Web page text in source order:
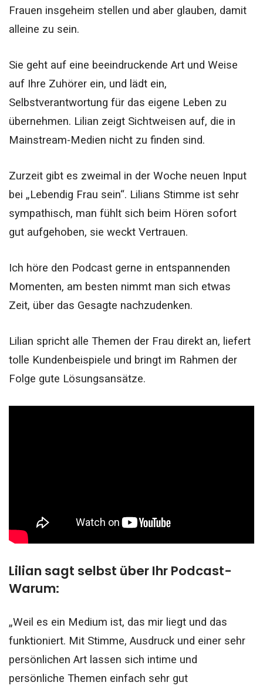
Frauen insgeheim stellen und aber glauben, damit
alleine zu sein.
Sie geht auf eine beeindruckende Art und Weise
auf Ihre Zuhörer ein, und lädt ein,
Selbstverantwortung für das eigene Leben zu
übernehmen. Lilian zeigt Sichtweisen auf, die in
Mainstream-Medien nicht zu finden sind.
Zurzeit gibt es zweimal in der Woche neuen Input
bei „Lebendig Frau sein“. Lilians Stimme ist sehr
sympathisch, man fühlt sich beim Hören sofort
gut aufgehoben, sie weckt Vertrauen.
Ich höre den Podcast gerne in entspannenden
Momenten, am besten nimmt man sich etwas
Zeit, über das Gesagte nachzudenken.
Lilian spricht alle Themen der Frau direkt an, liefert
tolle Kundenbeispiele und bringt im Rahmen der
Folge gute Lösungsansätze.
Lilian sagt selbst über Ihr Podcast-
Warum:
„Weil es ein Medium ist, das mir liegt und das
funktioniert. Mit Stimme, Ausdruck und einer sehr
persönlichen Art lassen sich intime und
persönliche Themen einfach sehr gut